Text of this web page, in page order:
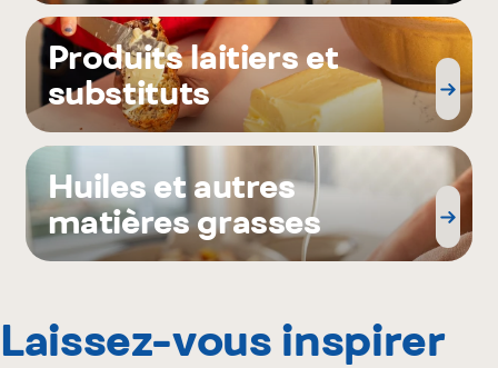
Produits laitiers et
substituts
Huiles et autres
matières grasses
Laissez-vous inspirer